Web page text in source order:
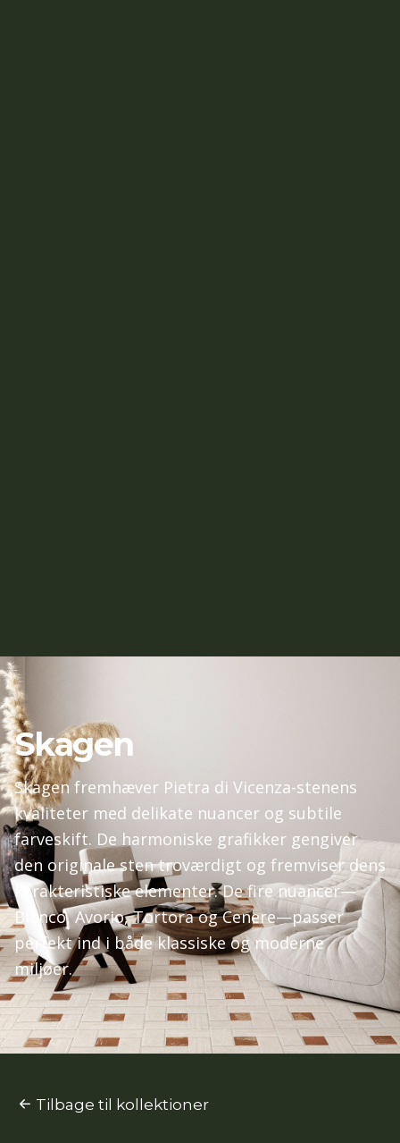
Skagen
Skagen fremhæver Pietra di Vicenza-stenens
kvaliteter med delikate nuancer og subtile
farveskift. De harmoniske grafikker gengiver
den originale sten troværdigt og fremviser dens
karakteristiske elementer. De fire nuancer—
Bianco, Avorio, Tortora og Cenere—passer
perfekt ind i både klassiske og moderne
miljøer.
Tilbage til kollektioner